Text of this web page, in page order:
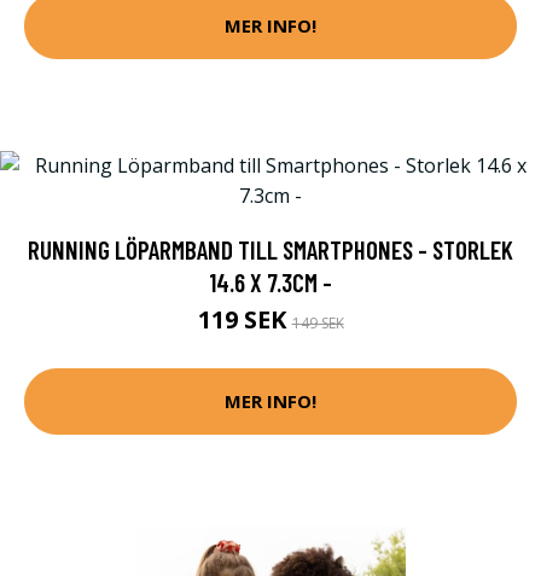
MER INFO!
RUNNING LÖPARMBAND TILL SMARTPHONES - STORLEK
14.6 X 7.3CM -
119 SEK149 SEK
MER INFO!